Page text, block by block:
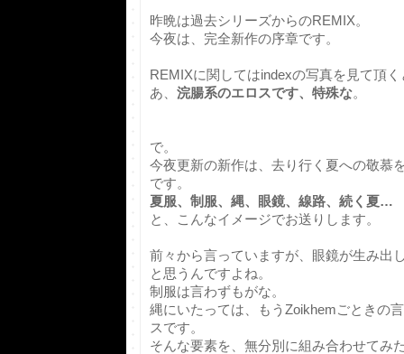
昨晩は過去シリーズからのREMIX。
今夜は、完全新作の序章です。
REMIXに関してはindexの写真を見て頂
あ、 浣腸系のエロスです、特殊な。
で。
今夜更新の新作は、去り行く夏への敬慕
です。
夏服、制服、縄、眼鏡、線路、続く夏…
と、こんなイメージでお送りします。
前々から言っていますが、眼鏡が生み出
と思うんですよね。
制服は言わずもがな。
縄にいたっては、もうZoikhemごときの
スです。
そんな要素を、無分別に組み合わせてみ